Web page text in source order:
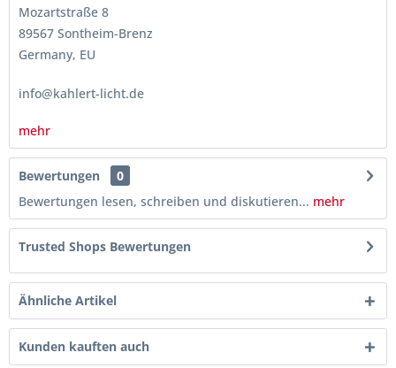
Mozartstraße 8
89567 Sontheim-Brenz
Germany, EU
info@kahlert-licht.de
mehr
Bewertungen
0
Bewertungen lesen, schreiben und diskutieren... mehr
Trusted Shops Bewertungen
Ähnliche Artikel
Kunden kauften auch